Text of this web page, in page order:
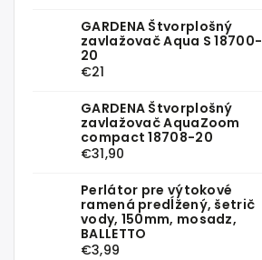
GARDENA Štvorplošný
zavlažovač Aqua S 18700-
20
€21
GARDENA Štvorplošný
zavlažovač AquaZoom
compact 18708-20
€31,90
Perlátor pre výtokové
ramená predĺžený, šetrič
vody, 150mm, mosadz,
BALLETTO
€3,99